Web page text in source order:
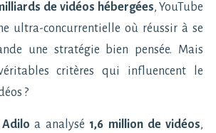
de vidéos hébergées, YouTube
ultra-concurrentielle où réussir à se
une stratégie bien pensée. Mais
critères qui influencent le
?
Adilo a analysé 1,6 million de vidéos,